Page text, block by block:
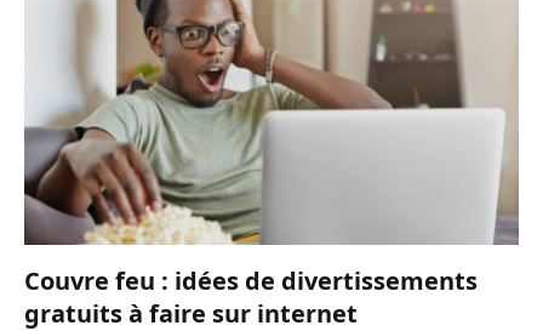
Couvre feu : idées de divertissements
gratuits à faire sur internet